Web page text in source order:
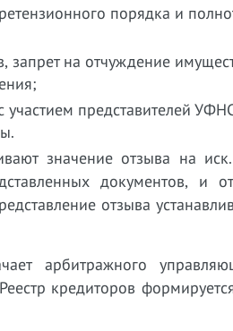
порядка и
запрет на отчуждение
участием представителей
значение отзыва на
документов, и
отзыва
арбитражного
кредиторов